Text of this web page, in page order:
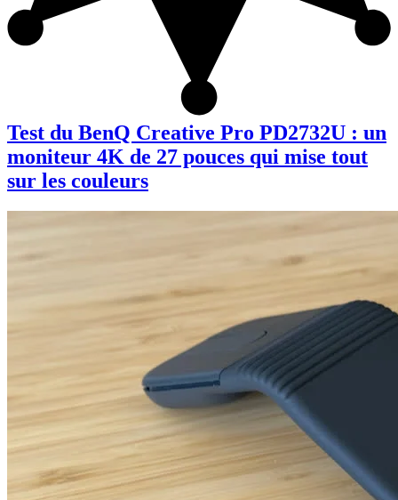
Test du BenQ Creative Pro PD2732U : un
moniteur 4K de 27 pouces qui mise tout
sur les couleurs